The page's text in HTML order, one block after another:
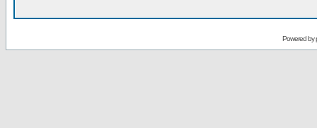
Powered by